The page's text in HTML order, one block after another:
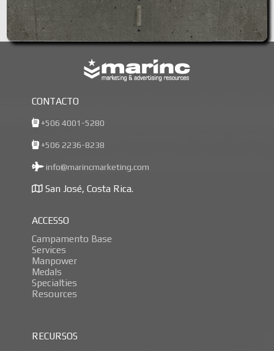
CONTACTO
+506 4001-5280
+506 2236-8238
info@marincmarketing.com
San José, Costa Rica.
ACCESSO
Campamento Base
Services
Manpower
Medals
Specialties
Resources
RECURSOS